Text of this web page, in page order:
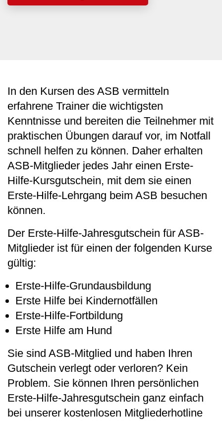
In den Kursen des ASB vermitteln
erfahrene Trainer die wichtigsten
Kenntnisse und bereiten die Teilnehmer mit
praktischen Übungen darauf vor, im Notfall
schnell helfen zu können. Daher erhalten
ASB-Mitglieder jedes Jahr einen Erste-
Hilfe-Kursgutschein, mit dem sie einen
Erste-Hilfe-Lehrgang beim ASB besuchen
können.
Der Erste-Hilfe-Jahresgutschein für ASB-
Mitglieder ist für einen der folgenden Kurse
gültig:
Erste-Hilfe-Grundausbildung
Erste Hilfe bei Kindernotfällen
Erste-Hilfe-Fortbildung
Erste Hilfe am Hund
Sie sind ASB-Mitglied und haben Ihren
Gutschein verlegt oder verloren? Kein
Problem. Sie können Ihren persönlichen
Erste-Hilfe-Jahresgutschein ganz einfach
bei unserer kostenlosen Mitgliederhotline